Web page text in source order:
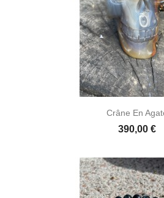
Crâne En
390,00 €